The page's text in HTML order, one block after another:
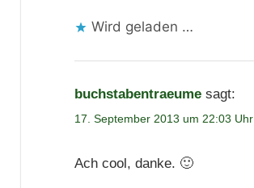
Wird geladen …
buchstabentraeume sagt:
17. September 2013 um 22:03 Uhr
Ach cool, danke. 🙂